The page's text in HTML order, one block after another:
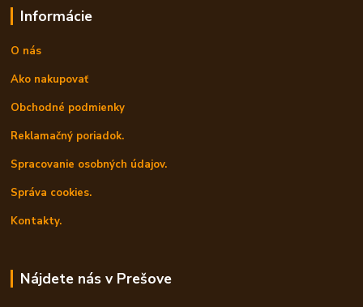
Informácie
O nás
Ako nakupovať
Obchodné podmienky
Reklamačný poriadok.
Spracovanie osobných údajov.
Správa cookies.
Kontakty.
Nájdete nás v Prešove